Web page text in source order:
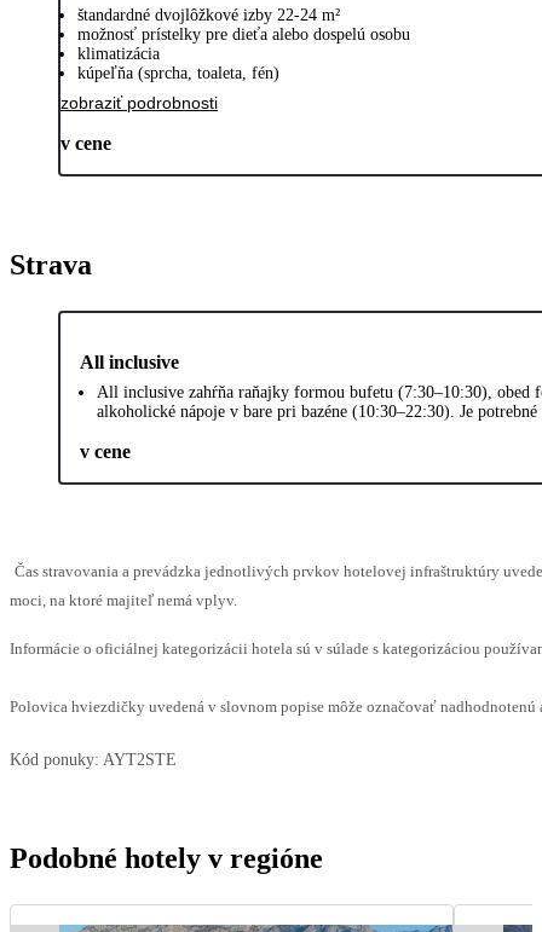
štandardné dvojlôžkové izby 22-24 m²
možnosť prístelky pre dieťa alebo dospelú osobu
klimatizácia
kúpeľňa (sprcha, toaleta, fén)
zobraziť podrobnosti
v cene
Strava
All inclusive
All inclusive zahŕňa raňajky formou bufetu (7:30–10:30), obed
alkoholické nápoje v bare pri bazéne (10:30–22:30). Je
v cene
Čas stravovania a prevádzka jednotlivých prvkov hotelovej infraštruktúry
moci, na ktoré majiteľ nemá vplyv.
Informácie o oficiálnej kategorizácii hotela sú v súlade s kategorizáciou
Polovica hviezdičky uvedená v slovnom popise môže označovať
Kód ponuky: AYT2STE
Podobné hotely v regióne